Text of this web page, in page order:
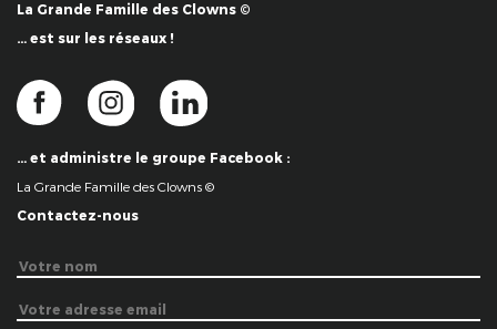
La Grande Famille des Clowns ©
… est sur les réseaux !
… et administre le groupe Facebook :
La Grande Famille des Clowns ©
Contactez-nous